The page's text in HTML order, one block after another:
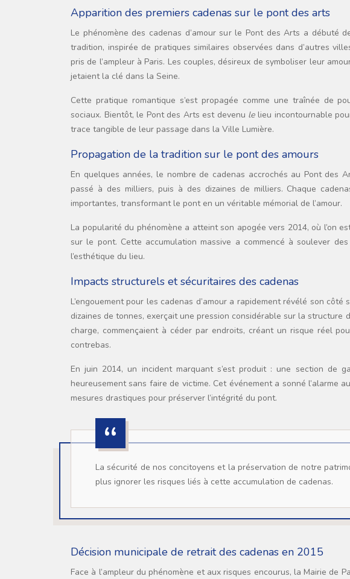
Apparition des premiers cadenas sur le pont des arts
Le phénomène des cadenas d’amour sur le Pont des Arts a débuté
tradition, inspirée de pratiques similaires observées dans d’autres
pris de l’ampleur à Paris. Les couples, désireux de symboliser leur
jetaient la clé dans la Seine.
Cette pratique romantique s’est propagée comme une traînée de
sociaux. Bientôt, le Pont des Arts est devenu le lieu incontournable
trace tangible de leur passage dans la Ville Lumière.
Propagation de la tradition sur le pont des amours
En quelques années, le nombre de cadenas accrochés au Pont des
passé à des milliers, puis à des dizaines de milliers. Chaque
importantes, transformant le pont en un véritable mémorial de l’amour.
La popularité du phénomène a atteint son apogée vers 2014, où l’on
sur le pont. Cette accumulation massive a commencé à soulever
l’esthétique du lieu.
Impacts structurels et sécuritaires des cadenas
L’engouement pour les cadenas d’amour a rapidement révélé son
dizaines de tonnes, exerçait une pression considérable sur la
charge, commençaient à céder par endroits, créant un risque réel
contrebas.
En juin 2014, un incident marquant s’est produit : une section de
heureusement sans faire de victime. Cet événement a sonné l’alarme
mesures drastiques pour préserver l’intégrité du pont.
La sécurité de nos concitoyens et la préservation de notre patrimoine sont des priorités absolues. Nous ne pouvons
plus ignorer les risques liés à cette accumulation de cadenas.
Décision municipale de retrait des cadenas en 2015
Face à l’ampleur du phénomène et aux risques encourus, la Mairie de